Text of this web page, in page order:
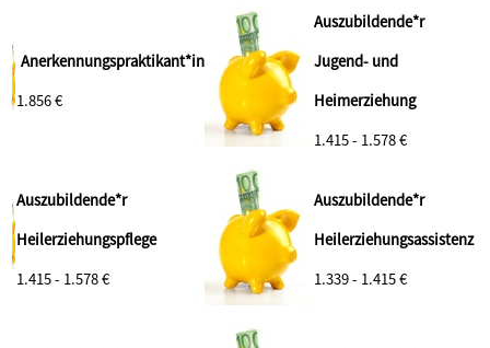
Anerkennungspraktikant*in
1.856 €
Auszubildende*r
Jugend- und
Heimerziehung
1.415 - 1.578 €
Auszubildende*r
Heilerziehungspflege
1.415 - 1.578 €
Auszubildende*r
Heilerziehungsassistenz
1.339 - 1.415 €